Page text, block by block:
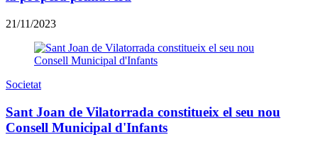
21/11/2023
Societat
Sant Joan de Vilatorrada constitueix el seu nou
Consell Municipal d'Infants